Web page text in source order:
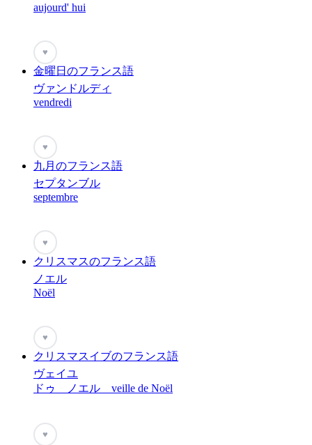
aujourd' hui
♥
金曜日のフランス語
ヴァンドルディ
vendredi
♥
九月のフランス語
セプタンブル
septembre
♥
クリスマスのフランス語
ノエル
Noël
♥
クリスマスイブのフランス語
ヴェイユ
ドゥ ノエル veille de Noël
♥